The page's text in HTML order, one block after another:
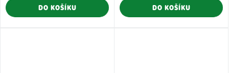
DO KOŠÍKU DO KOŠÍKU